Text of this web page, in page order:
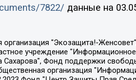
7822/ данные на
средств массовой информации", Пензенский региональный общественный благотворительный фонд "Гражданский союз", "Север.Реалии", Некоммерческая организация Фонд "Правовая инициатива", Общество с ограниченной ответственностью "Радио Свободная Европа/Радио Свобода", Чешское информационное агентство "MEDIUM-ORIENT", Красноярская региональная общественная организация "Мы против СПИДа", Камалягин Денис Николаевич, Маркелов Сергей Евгеньевич, Пономарев Лев Александрович, Савицкая Людмила Алексеевна, Автономная некоммерческая организация "Центр по работе с проблемой насилия "НАСИЛИЮ.НЕТ", Межрегиональный профессиональный союз работников здравоохранения "Альянс врачей", Юридическое лицо, зарегистрированное в Латвийской Республике, SIA "Medusa Project" (регистрационный номер 40103797863, дата регистрации 10.06.2014), Некоммерческая организация "Фонд по борьбе с коррупцией", Автономная некоммерческая организация "Институт права и публичной политики", Баданин Роман Сергеевич, Гликин Максим Александрович, Железнова Мария Михайловна, Лукьянова Юлия Сергеевна, Маетная Елизавета Витальевна, Маняхин Петр Борисович, Чуракова Ольга Владимировна, Ярош Юлия Петровна, Юридическое лицо "The Insider SIA", зарегистрированное в Риге, Латвийская Республика (дата регистрации 26.06.2015), являющееся администратором доменного имени интернет-издания "The Insider SIA", https://theins.ru, Постернак Алексей Евгеньевич, Рубин Михаил Аркадьевич, Анин Роман Александрович, Юридическое лицо Istories fonds, зарегистрированное в Латвийской Республике (регистрационный номер 50008295751, дата регистрации 24.02.2020), Великовский Дмитрий Александрович, Долинина Ирина Николаевна, Мароховская Алеся Алексеевна, Шлейнов Роман Юрьевич, Шмагун Олеся Валентиновна, Общество с ограниченной ответственностью "Альтаир 2021", Общество с ограниченной ответственностью "Вега 2021", Общество с ограниченной ответственностью "Главный редактор 2021", Общество с ограниченной ответственностью "Ромашки монолит", Важенков Артем Валерьевич, Ивановская областная общественная организация